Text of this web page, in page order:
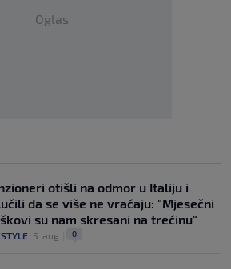
Oglas
otišli na odmor u Italiju i
da se više ne vraćaju: "Mjesečni
su nam skresani na trećinu"
5. aug. 0